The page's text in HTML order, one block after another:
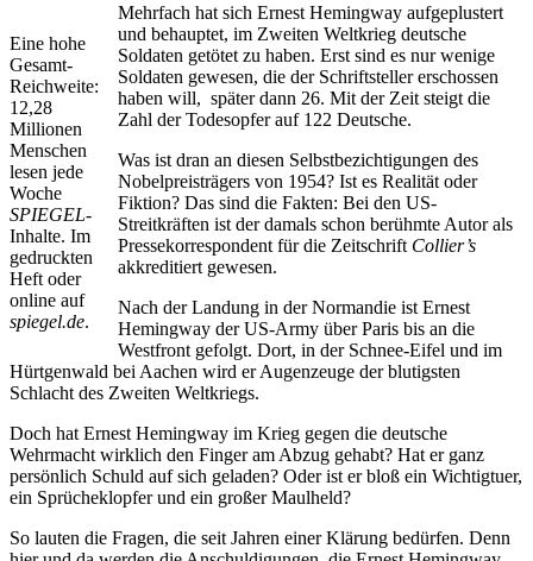
Eine hohe
Gesamt-
Reichweite:
12,28
Millionen
Menschen
lesen jede
Woche
SPIEGEL-
Inhalte. Im
gedruckten
Heft oder
online auf
spiegel.de.
Mehrfach hat sich Ernest Hemingway aufgeplustert
und behauptet, im Zweiten Weltkrieg deutsche
Soldaten getötet zu haben. Erst sind es nur wenige
Soldaten gewesen, die der Schriftsteller erschossen
haben will, später dann 26. Mit der Zeit steigt die
Zahl der Todesopfer auf 122 Deutsche.
Was ist dran an diesen Selbstbezichtigungen des
Nobelpreisträgers von 1954? Ist es Realität oder
Fiktion? Das sind die Fakten: Bei den US-
Streitkräften ist der damals schon berühmte Autor als
Pressekorrespondent für die Zeitschrift Collier’s
akkreditiert gewesen.
Nach der Landung in der Normandie ist Ernest
Hemingway der US-Army über Paris bis an die
Westfront gefolgt. Dort, in der Schnee-Eifel und im
Hürtgenwald bei Aachen wird er Augenzeuge der blutigsten
Schlacht des Zweiten Weltkriegs.
Doch hat Ernest Hemingway im Krieg gegen die deutsche
Wehrmacht wirklich den Finger am Abzug gehabt? Hat er ganz
persönlich Schuld auf sich geladen? Oder ist er bloß ein Wichtigtuer,
ein Sprücheklopfer und ein großer Maulheld?
So lauten die Fragen, die seit Jahren einer Klärung bedürfen. Denn